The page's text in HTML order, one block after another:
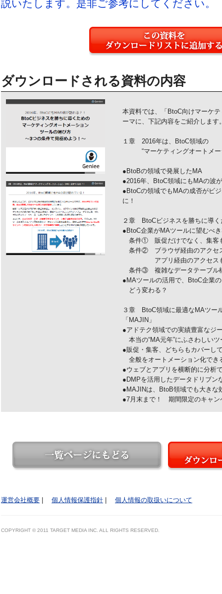
説いたします。是非ご参考にしてください。
ダウンロードされる資料の内容
本資料では、「BtoC向けマーケ
ーマに、下記内容をご紹介します
１章 2016年は、BtoC領域の
“マーケティングオートメー
●BtoBの領域で発展したMA
●2016年、BtoC領域にもMAの波
●BtoCの領域でもMAの成否がビ
に！
２章 BtoCビジネスを勝ちに導
●BtoC企業がMAツールに望むべ
条件① 販促だけでなく、集客
条件② ブラウザ経由のアクセ
アプリ経由のアクセスも
条件③ 複雑なデータテーブル
●MAツールの活用で、BtoC企業
どう変わる？
３章 BtoC領域に最適なMAツー
「MAJIN」
●アドテク領域での実績豊富なジ
本当の“MA元年”にふさわしいツ
●販促・集客、どちらもカバーし
全般をオートメーション化でき
●ウェブとアプリを横断的に分析
●DMPを活用したデータドリブン
●MAJINは、BtoB領域でも大きな
●7月末まで！ 期間限定のキャン
運営会社概要 個人情報保護指針 個人情報の取扱いについて
COPYRIGHT © 2011 TARGET MEDIA INC. ALL RIGHTS RESERVED.